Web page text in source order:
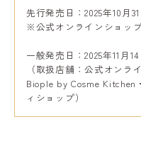
先行発売日：2025年10月31
※公式オンラインショッ
一般発売日：2025年11月14
（取扱店舗：公式オンラ
Biople by Cosme Kitchen
ィショップ）